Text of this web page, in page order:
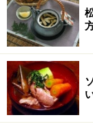
みで調整して
※記事内容は執筆
い。
※衛生面および保
す場合がありま
べく早めにお召し
法に注意してくだ